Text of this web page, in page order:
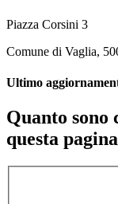
Piazza Corsini 3
Comune di Vaglia,
Ultimo
Quanto
questa